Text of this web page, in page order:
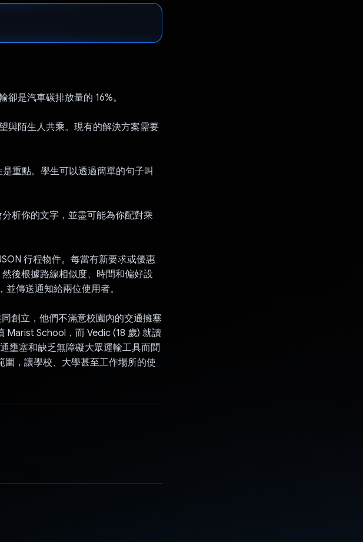
是汽車碳排放量的 16%。
與陌生人共乘。現有的解決方案需要
重點。學生可以透過簡單的句子叫
析你的文字，並盡可能為你配對乘
行程物件。每當有新要求或優惠
後根據路線相似度、時間和偏好設
傳送通知給兩位使用者。
創立，他們不滿意校園內的交通擁塞
Marist School，而 Vedic (18 歲) 就讀
壅塞和缺乏無障礙大眾運輸工具而聞
，讓學校、大學甚至工作場所的使